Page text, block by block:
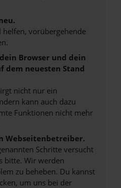
helfen, vorübergehende
Browser und dein
dem neuesten Stand
nicht nur ein
kann auch dazu
Funktionen nicht mehr
Webseitenbetreiber.
Schritte versucht
bitte. Wir werden
zu beheben. Du kannst
um uns bei der